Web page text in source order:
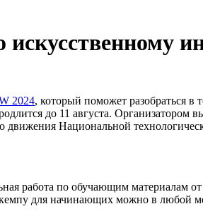
2024, который поможет разобраться в
до 11 августа. Организатором
движения Национальной
работа по обучающим материалам
для начинающих можно в любой